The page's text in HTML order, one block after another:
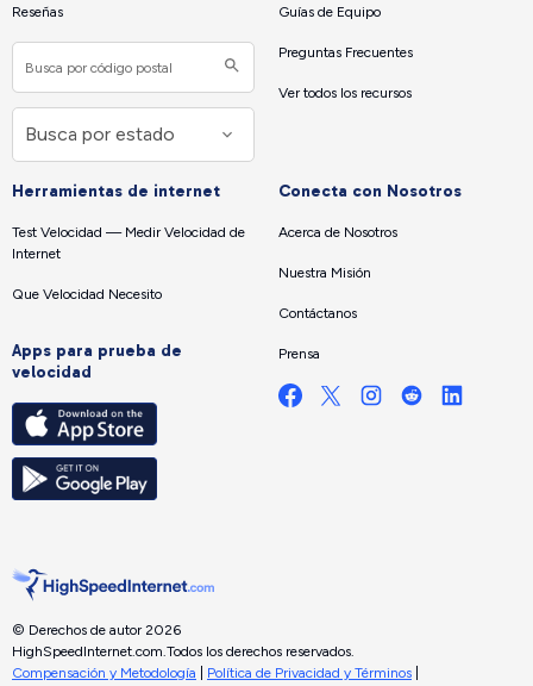
Reseñas Guías de Equipo
Preguntas Frecuentes
Ver todos los recursos
Herramientas de internet
Test Velocidad — Medir Velocidad de
Internet
Que Velocidad Necesito
Apps para prueba de
velocidad
Conecta con Nosotros
Acerca de Nosotros
Nuestra Misión
Contáctanos
Prensa
© Derechos de autor 2026
HighSpeedInternet.com.Todos los derechos reservados.
Compensación y Metodología
Política de Privacidad y Términos